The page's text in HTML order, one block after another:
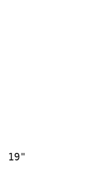
19"